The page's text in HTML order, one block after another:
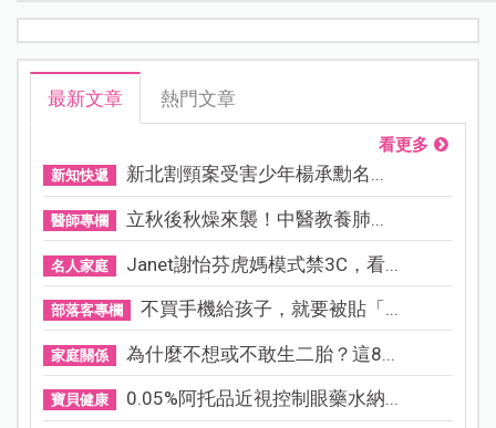
最新文章 熱門文章
看更多
新知快遞 新北割頸案受害少年楊承勳名...
醫師專欄 立秋後秋燥來襲！中醫教養肺...
名人家庭 Janet謝怡芬虎媽模式禁3C，看...
部落客專欄 不買手機給孩子，就要被貼「...
家庭關係 為什麼不想或不敢生二胎？這8...
寶貝健康 0.05%阿托品近視控制眼藥水納...